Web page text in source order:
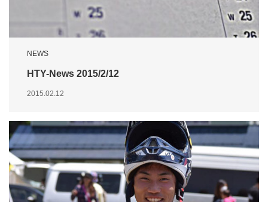
NEWS
HTY-News 2015/2/12
2015.02.12